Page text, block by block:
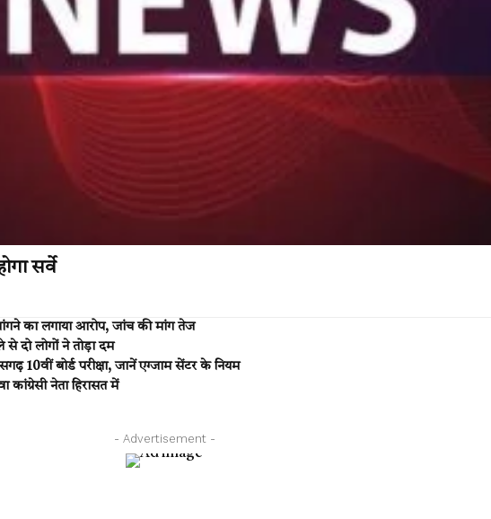
सर्वे
का लगाया आरोप, जांच की मांग तेज
दो लोगों ने तोड़ा दम
10वीं बोर्ड परीक्षा, जानें एग्जाम सेंटर के नियम
कांग्रेसी नेता हिरासत में
- Advertisement -